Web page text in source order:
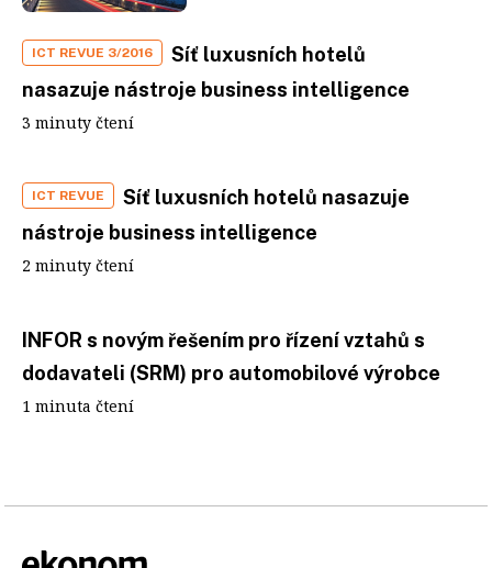
ICT REVUE 3/2016
Síť luxusních hotelů
nasazuje nástroje business intelligence
3 minuty čtení
ICT REVUE
Síť luxusních hotelů nasazuje
nástroje business intelligence
2 minuty čtení
INFOR s novým řešením pro řízení vztahů s
dodavateli (SRM) pro automobilové výrobce
1 minuta čtení